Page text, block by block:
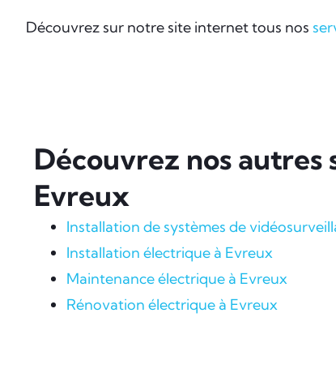
Découvrez sur notre site internet tous nos
Découvrez nos autres
Evreux
Installation de systèmes de
Installation électrique à Evreux
Maintenance électrique à Evreux
Rénovation électrique à Evreux